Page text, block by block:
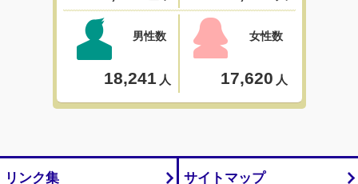
リンク集 サイトマップ